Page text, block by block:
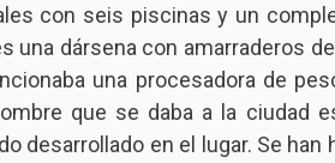
con seis piscinas y un
una dársena con amarraderos
una procesadora de
que se daba a la ciudad
desarrollado en el lugar. Se